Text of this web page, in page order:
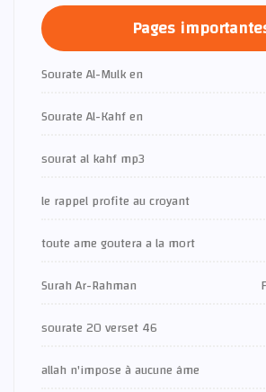
Pages
Sourate Al-Mulk en
Sourate Al-Kahf en
sourat al kahf mp3
le rappel profite au croyant
toute ame goutera a la mort
Surah Ar-Rahman
sourate 20 verset 46
allah n'impose à aucune âme